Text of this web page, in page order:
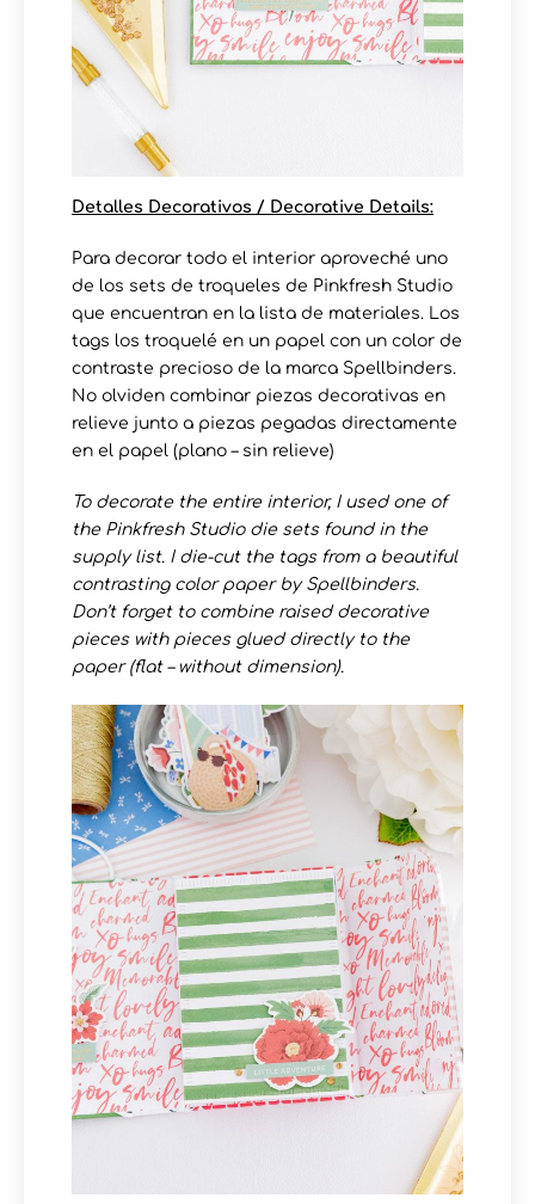
Detalles Decorativos / Decorative Details:
Para decorar todo el interior aproveché uno
de los sets de troqueles de Pinkfresh Studio
que encuentran en la lista de materiales. Los
tags los troquelé en un papel con un color de
contraste precioso de la marca Spellbinders.
No olviden combinar piezas decorativas en
relieve junto a piezas pegadas directamente
en el papel (plano – sin relieve)
To decorate the entire interior, I used one of
the Pinkfresh Studio die sets found in the
supply list. I die-cut the tags from a beautiful
contrasting color paper by Spellbinders.
Don’t forget to combine raised decorative
pieces with pieces glued directly to the
paper (flat – without dimension).